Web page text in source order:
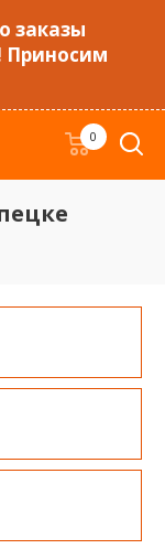
заказы
Приносим
0